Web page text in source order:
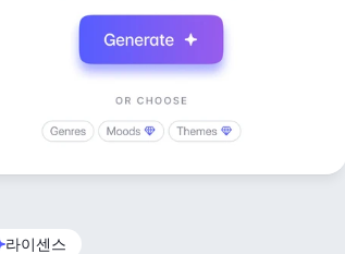
라이센스